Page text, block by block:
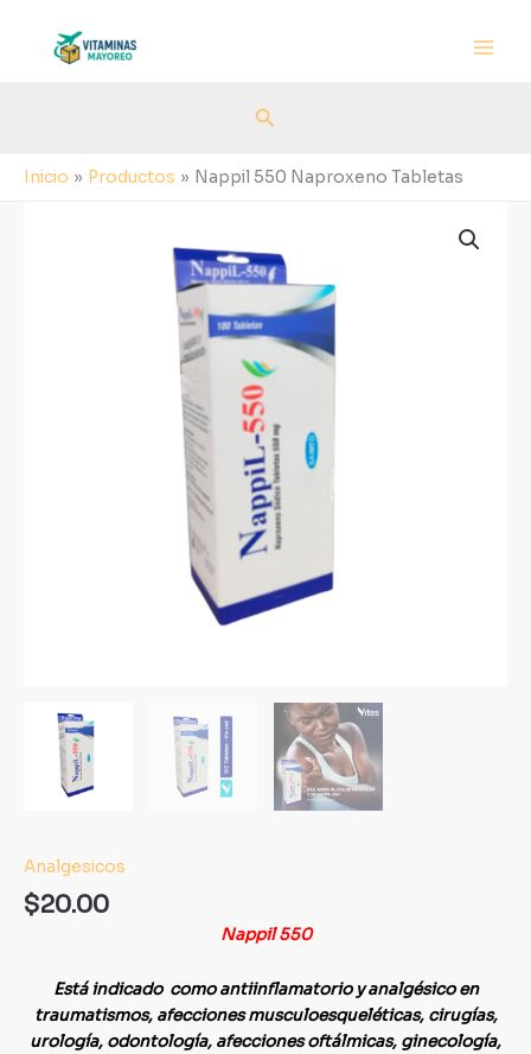
contenido
Buscar
Inicio Productos Nappil 550 Naproxeno Tabletas
Analgesicos
$20.00
Nappil 550
Está indicado como antiinflamatorio y analgésico en
traumatismos, afecciones musculoesqueléticas, cirugías,
urología, odontología, afecciones oftálmicas, ginecología,